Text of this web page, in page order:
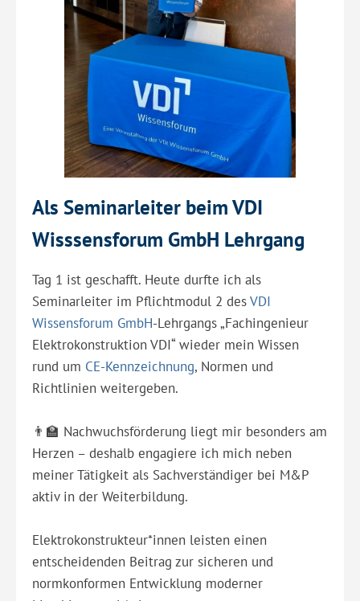
Als Seminarleiter beim VDI
Wisssensforum GmbH Lehrgang
Tag 1 ist geschafft. Heute durfte ich als
Seminarleiter im Pflichtmodul 2 desVDI
Wissensforum GmbH-Lehrgangs „Fachingenieur
Elektrokonstruktion VDI“ wieder mein Wissen
rund um CE-Kennzeichnung, Normen und
Richtlinien weitergeben.
👨‍🏫 Nachwuchsförderung liegt mir besonders am
Herzen – deshalb engagiere ich mich neben
meiner Tätigkeit als Sachverständiger bei M&P
aktiv in der Weiterbildung.
Elektrokonstrukteur*innen leisten einen
entscheidenden Beitrag zur sicheren und
normkonformen Entwicklung moderner